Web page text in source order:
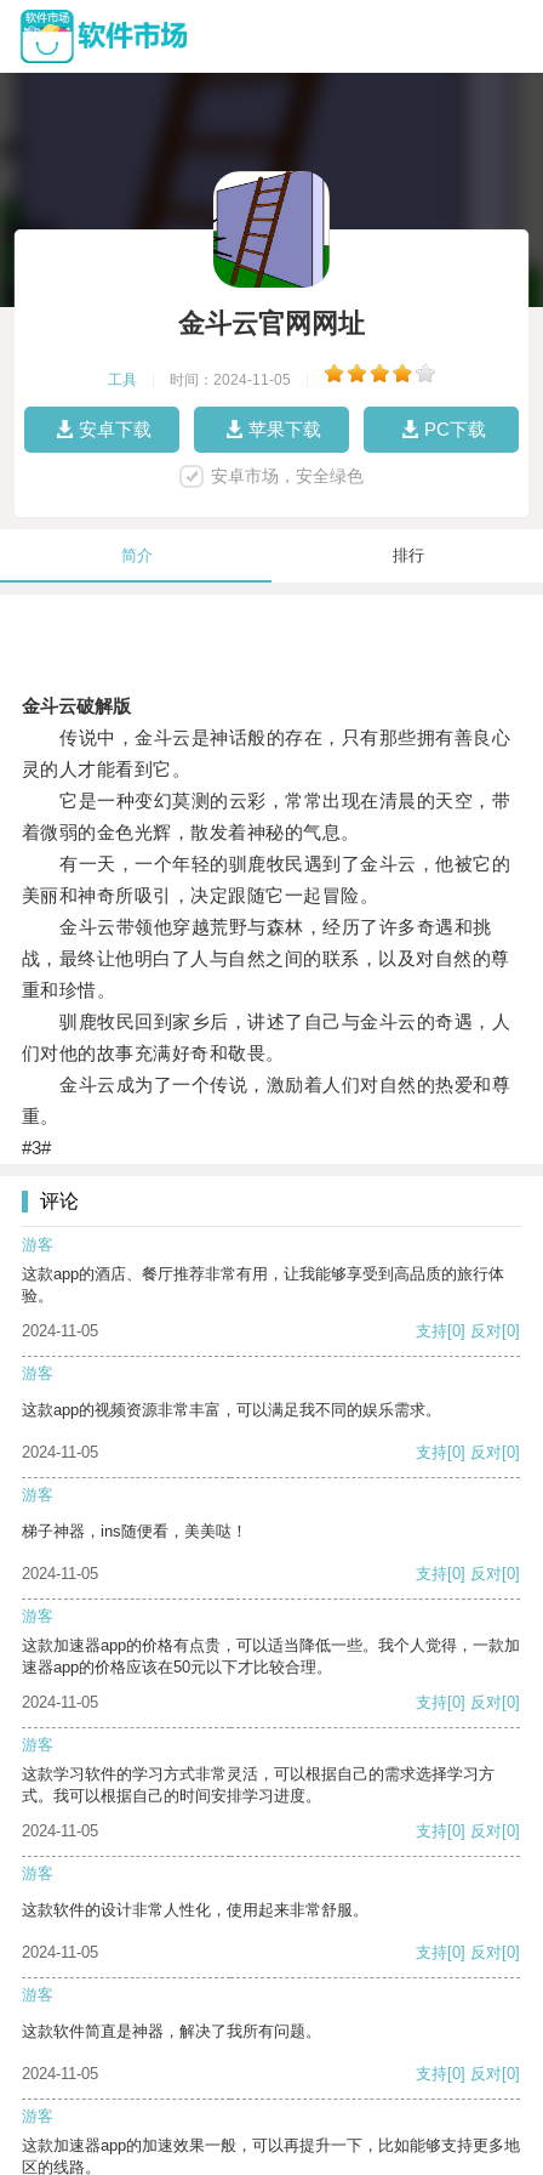
金斗云官网网址
工具 时间：2024-11-05
安卓下载 苹果下载 PC下载
安卓市场，安全绿色
简介 排行
金斗云破解版
传说中，金斗云是神话般的存在，只有那些拥有善良心
灵的人才能看到它。
它是一种变幻莫测的云彩，常常出现在清晨的天空，带
着微弱的金色光辉，散发着神秘的气息。
有一天，一个年轻的驯鹿牧民遇到了金斗云，他被它的
美丽和神奇所吸引，决定跟随它一起冒险。
金斗云带领他穿越荒野与森林，经历了许多奇遇和挑
战，最终让他明白了人与自然之间的联系，以及对自然的尊
重和珍惜。
驯鹿牧民回到家乡后，讲述了自己与金斗云的奇遇，人
们对他的故事充满好奇和敬畏。
金斗云成为了一个传说，激励着人们对自然的热爱和尊
重。
#3#
评论
游客
这款app的酒店、餐厅推荐非常有用，让我能够享受到高品质的旅行体
验。
2024-11-05
支持[0] 反对[0]
游客
这款app的视频资源非常丰富，可以满足我不同的娱乐需求。
2024-11-05 支持[0] 反对[0]
游客
梯子神器，ins随便看，美美哒！
2024-11-05 支持[0] 反对[0]
游客
这款加速器app的价格有点贵，可以适当降低一些。我个人觉得，一款加
速器app的价格应该在50元以下才比较合理。
2024-11-05
支持[0] 反对[0]
游客
这款学习软件的学习方式非常灵活，可以根据自己的需求选择学习方
式。我可以根据自己的时间安排学习进度。
2024-11-05
支持[0] 反对[0]
游客
这款软件的设计非常人性化，使用起来非常舒服。
2024-11-05 支持[0] 反对[0]
游客
这款软件简直是神器，解决了我所有问题。
2024-11-05 支持[0] 反对[0]
游客
这款加速器app的加速效果一般，可以再提升一下，比如能够支持更多地
区的线路。